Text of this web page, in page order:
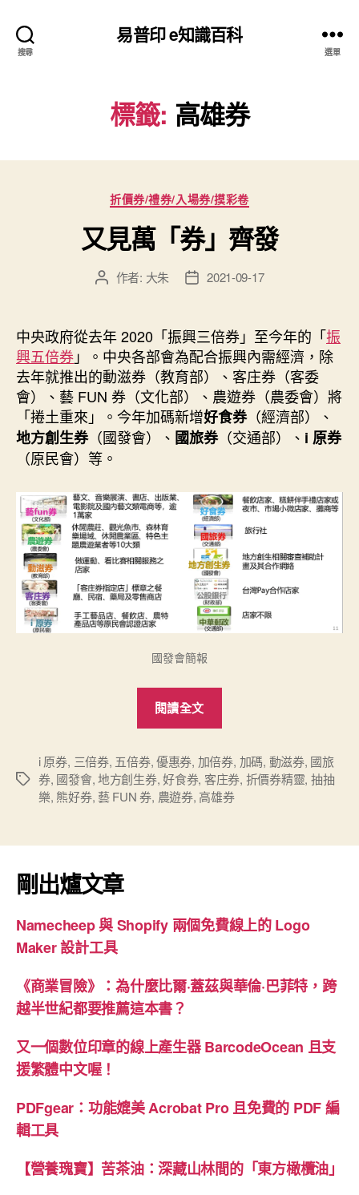
搜尋
易普印 e知識百科
選單
標籤: 高雄券
分
類
折價券/禮券/入場券/摸彩卷
又見萬「券」齊發
文
者
作者: 大朱
文
佈
日
期
2021-09-17
中央政府從去年 2020「振興三倍券」至今年的「振
興五倍券」。中央各部會為配合振興內需經濟，除
去年就推出的動滋券（教育部）、客庄券（客委
會）、藝 FUN 券（文化部）、農遊券（農委會）將
「捲土重來」。今年加碼新增好食券（經濟部）、
地方創生券（國發會）、 國旅券（交通部）、 i 原券
（原民會）等。
國發會簡報
閱讀全文
「券」
齊
發”
標
i 原券, 三倍券, 五倍券,優惠券, 加倍券, 加碼, 動滋券, 國旅
券, 國發會,地方創生券,好食券, 客庄券, 折價券精靈, 抽抽
樂, 熊好券, 藝 FUN 券, 農遊券, 高雄券
剛出爐文章
Namecheep 與 Shopify 兩個免費線上的 Logo
Maker 設計工具
《商業冒險》：為什麼比爾·蓋茲與華倫·巴菲特，跨
越半世紀都要推薦這本書？
又一個數位印章的線上產生器 BarcodeOcean 且支
援繁體中文喔！
PDFgear：功能媲美 Acrobat Pro 且免費的 PDF 編
輯工具
【營養瑰寶】苦茶油：深藏山林間的「東方橄欖油」